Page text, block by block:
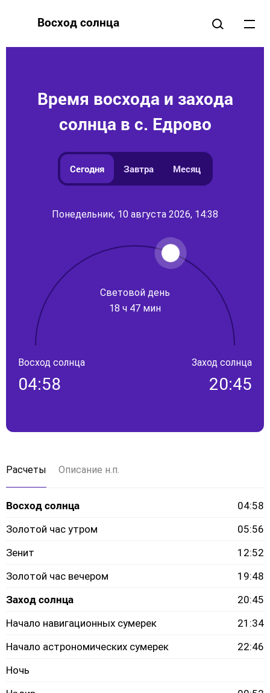
Восход солнца
Время восхода и захода
солнца в с. Едрово
Сегодня Завтра Месяц
Понедельник, 10 августа 2026, 14:38
Световой день
18 ч 47 мин
Восход солнца
04:58
Заход солнца
20:45
Расчеты Описание н.п.
Восход солнца
04:58
Золотой час утром
05:56
Зенит
12:52
Золотой час вечером
19:48
Заход солнца
20:45
Начало навигационных сумерек
21:34
Начало астрономических сумерек
22:46
Ночь